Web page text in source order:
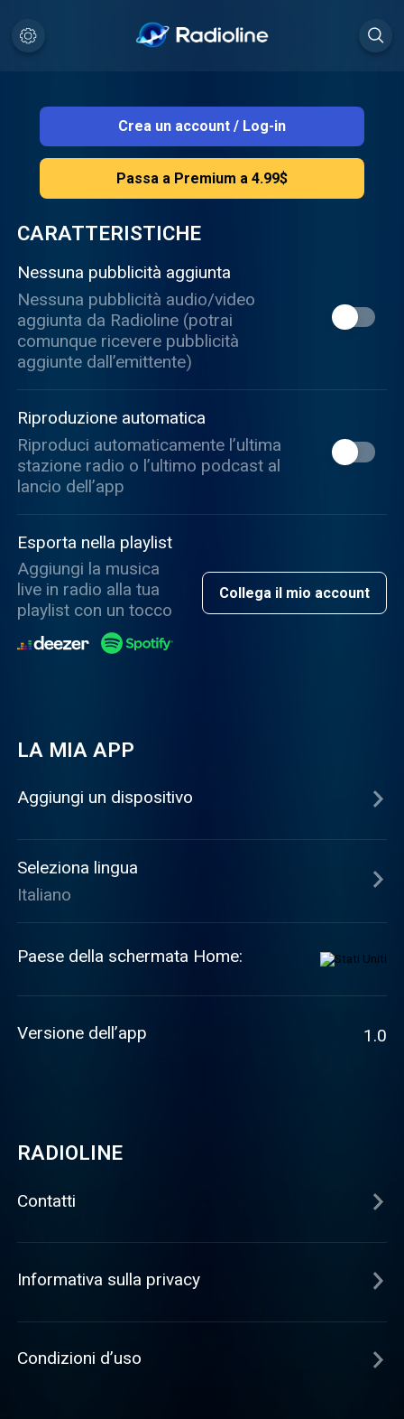
Crea un account / Log-in
Passa a Premium a 4.99$
CARATTERISTICHE
Nessuna pubblicità aggiunta
Nessuna pubblicità audio/video
aggiunta da Radioline (potrai
comunque ricevere pubblicità
aggiunte dall’emittente)
Riproduzione automatica
Riproduci automaticamente l’ultima
stazione radio o l’ultimo podcast al
lancio dell’app
Esporta nella playlist
Aggiungi la musica
live in radio alla tua
playlist con un tocco
Collega il mio account
LA MIA APP
Aggiungi un dispositivo
Seleziona lingua
Italiano
Paese della schermata Home:
Versione dell’app 1.0
RADIOLINE
Contatti
Informativa sulla privacy
Condizioni d’uso